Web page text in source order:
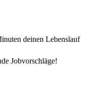
deinen Lebenslauf
Jobvorschläge!